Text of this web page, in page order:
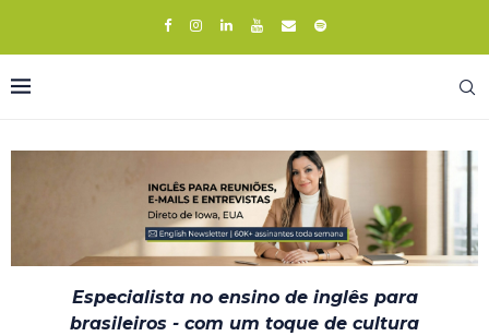
Especialista no ensino de inglês para
brasileiros - com um toque de cultura